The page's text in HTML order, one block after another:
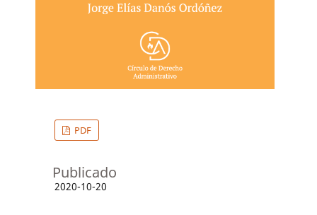
PDF
Publicado
2020-10-20